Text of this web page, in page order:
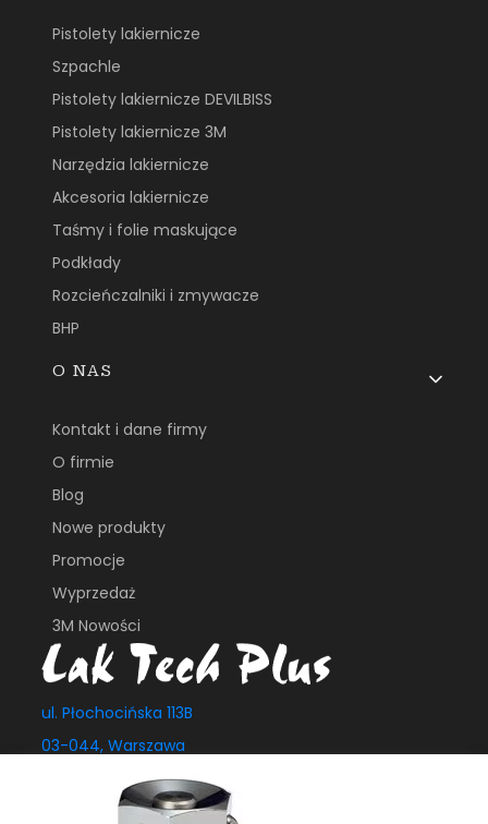
Pistolety lakiernicze
Szpachle
Pistolety lakiernicze DEVILBISS
Pistolety lakiernicze 3M
Narzędzia lakiernicze
Akcesoria lakiernicze
Taśmy i folie maskujące
Podkłady
Rozcieńczalniki i zmywacze
BHP
O NAS
Kontakt i dane firmy
O firmie
Blog
Nowe produkty
Promocje
Wyprzedaż
3M Nowości
ul. Płochocińska 113B
03-044, Warszawa
e_biuro@laktech.pl